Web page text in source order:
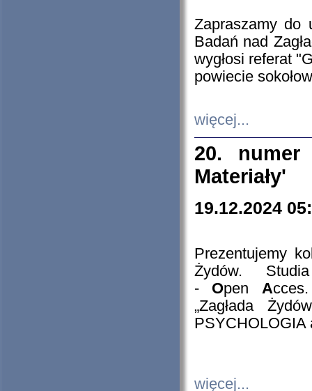
Zapraszamy do
Badań nad
wygłosi referat
powiecie
więcej...
20. numer
Materiały'
19.12.2024
Prezentujemy
Żydów.
- Open A
„Zagłada
PSYCHOLOGIA
więcej...